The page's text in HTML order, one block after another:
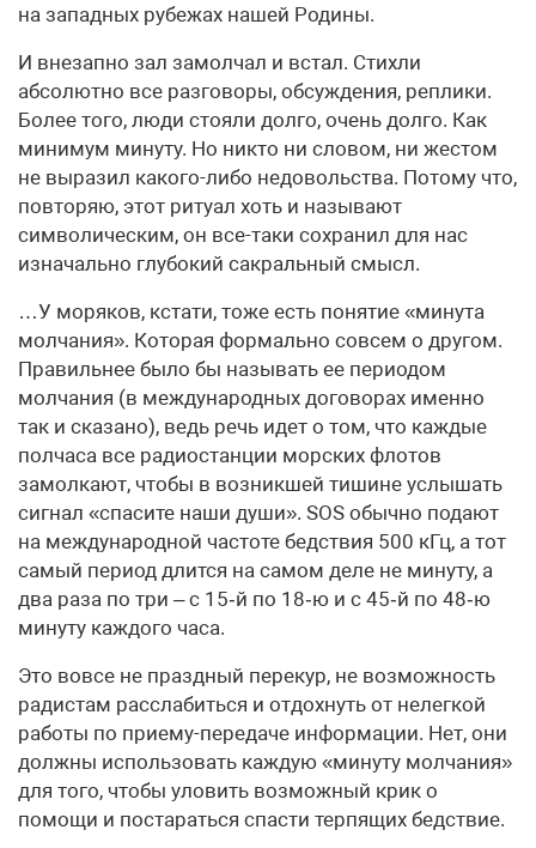
на западных рубежах нашей Родины.
И внезапно зал замолчал и встал. Стихли
абсолютно все разговоры, обсуждения, реплики.
Более того, люди стояли долго, очень долго. Как
минимум минуту. Но никто ни словом, ни жестом
не выразил какого-либо недовольства. Потому что,
повторяю, этот ритуал хоть и называют
символическим, он все-таки сохранил для нас
изначально глубокий сакральный смысл.
…У моряков, кстати, тоже есть понятие «минута
молчания». Которая формально совсем о другом.
Правильнее было бы называть ее периодом
молчания (в международных договорах именно
так и сказано), ведь речь идет о том, что каждые
полчаса все радиостанции морских флотов
замолкают, чтобы в возникшей тишине услышать
сигнал «спасите наши души». SOS обычно подают
на международной частоте бедствия 500 кГц, а тот
самый период длится на самом деле не минуту, а
два раза по три – с 15‑й по 18‑ю и с 45‑й по 48‑ю
минуту каждого часа.
Это вовсе не праздный перекур, не возможность
радистам расслабиться и отдохнуть от нелегкой
работы по приему-передаче информации. Нет, они
должны использовать каждую «минуту молчания»
для того, чтобы уловить возможный крик о
помощи и постараться спасти терпящих бедствие.